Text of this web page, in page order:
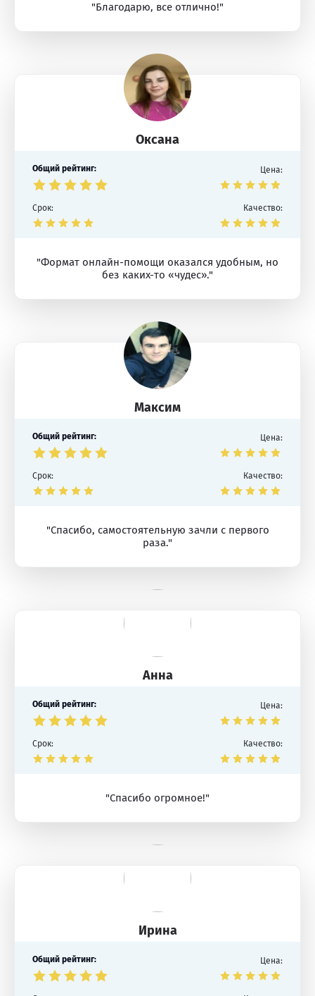
"Благодарю, все отлично!"
Оксана
Общий рейтинг: Цена:
Срок: Качество:
"Формат онлайн-помощи оказался удобным, но
без каких-то «чудес»."
Максим
Общий рейтинг: Цена:
Срок: Качество:
"Спасибо, самостоятельную зачли с первого
раза."
Анна
Общий рейтинг: Цена:
Срок: Качество:
"Спасибо огромное!"
Ирина
Общий рейтинг: Цена: